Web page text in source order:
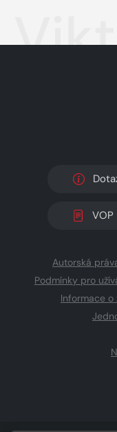
VOP
Autorská
Podmínky pro
Informace o